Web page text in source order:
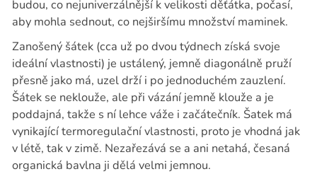
budou, co nejuniverzálnější k velikosti děťátka, počasí,
aby mohla sednout, co nejširšímu množství maminek.
Zanošený šátek (cca už po dvou týdnech získá svoje
ideální vlastnosti) je ustálený, jemně diagonálně pruží
přesně jako má, uzel drží i po jednoduchém zauzlení.
Šátek se neklouže, ale při vázání jemně klouže a je
poddajná, takže s ní lehce váže i začátečník. Šatek má
vynikající termoregulační vlastnosti, proto je vhodná jak
v létě, tak v zimě. Nezařezává se a ani netahá, česaná
organická bavlna ji dělá velmi jemnou.